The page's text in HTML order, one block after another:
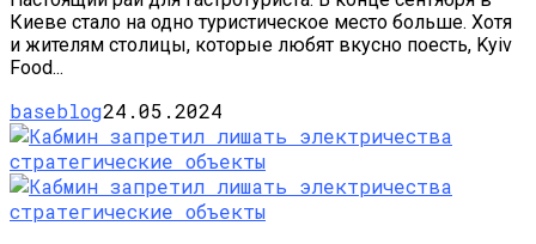
Киеве стало на одно туристическое место больше. Хотя
и жителям столицы, которые любят вкусно поесть, Kyiv
Food...
baseblog24.05.2024